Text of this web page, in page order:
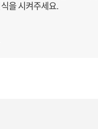
을 시켜주세요.